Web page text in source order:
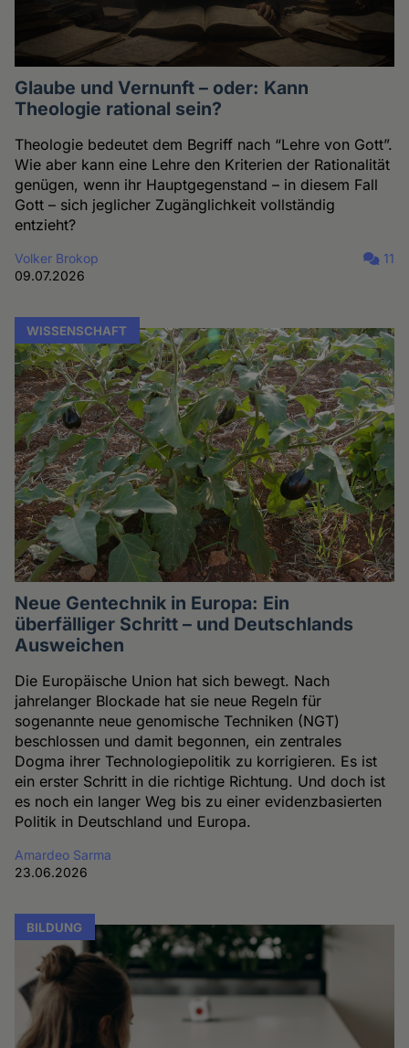
Glaube und Vernunft – oder: Kann
Theologie rational sein?
Theologie bedeutet dem Begriff nach “Lehre von Gott”.
Wie aber kann eine Lehre den Kriterien der Rationalität
genügen, wenn ihr Hauptgegenstand – in diesem Fall
Gott – sich jeglicher Zugänglichkeit vollständig
entzieht?
Volker Brokop
09.07.2026
11
WISSENSCHAFT
Neue Gentechnik in Europa: Ein
überfälliger Schritt – und Deutschlands
Ausweichen
Die Europäische Union hat sich bewegt. Nach
jahrelanger Blockade hat sie neue Regeln für
sogenannte neue genomische Techniken (NGT)
beschlossen und damit begonnen, ein zentrales
Dogma ihrer Technologiepolitik zu korrigieren. Es ist
ein erster Schritt in die richtige Richtung. Und doch ist
es noch ein langer Weg bis zu einer evidenzbasierten
Politik in Deutschland und Europa.
Amardeo Sarma
23.06.2026
BILDUNG